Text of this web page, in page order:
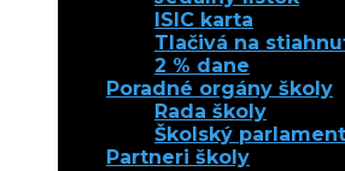
ISIC karta
Tlačivá na
2 % dane
Poradné orgány školy
Rada školy
Školský parlament
Partneri školy